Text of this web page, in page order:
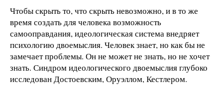
Чтобы скрыть то, что скрыть невозможно, и в то же
время создать для человека возможность
самооправдания, идеологическая система внедряет
психологию двоемыслия. Человек знает, но как бы не
замечает проблемы. Он не может не знать, но не хочет
знать. Синдром идеологического двоемыслия глубоко
исследован Достоевским, Оруэллом, Кестлером.